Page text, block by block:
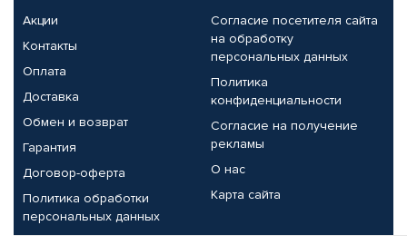
Акции
Контакты
Оплата
Доставка
Обмен и возврат
Гарантия
Договор-оферта
Политика обработки
персональных данных
Согласие посетителя сайта
на обработку
персональных данных
Политика
конфиденциальности
Согласие на получение
рекламы
О нас
Карта сайта